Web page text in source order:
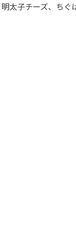
太子チーズ、ちぐ